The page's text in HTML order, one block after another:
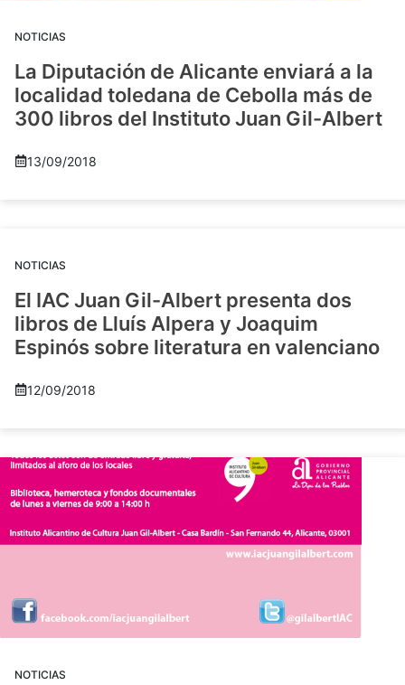
NOTICIAS
La Diputación de Alicante enviará a la
localidad toledana de Cebolla más de
300 libros del Instituto Juan Gil-Albert
13/09/2018
NOTICIAS
El IAC Juan Gil-Albert presenta dos
libros de Lluís Alpera y Joaquim
Espinós sobre literatura en valenciano
12/09/2018
NOTICIAS